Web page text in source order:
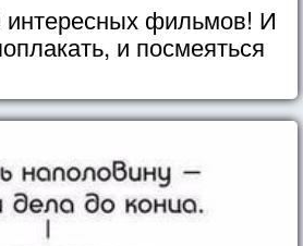
интересных фильмов! И
и посмеяться